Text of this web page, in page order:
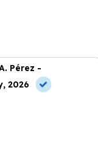
Pérez -
2026